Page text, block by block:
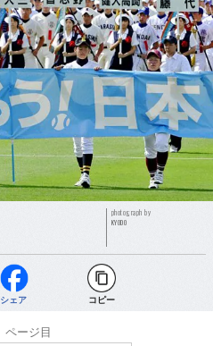
photograph by
KYODO
シェア コピー
ページ目